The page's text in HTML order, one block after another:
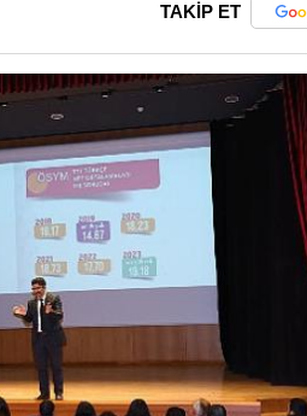
TAKİP ET